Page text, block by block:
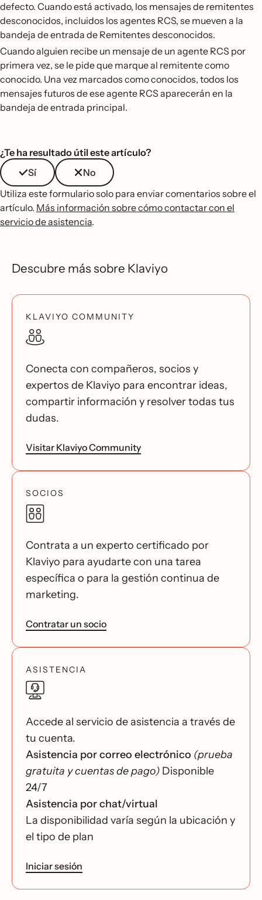
defecto. Cuando está activado, los mensajes de remitentes
desconocidos, incluidos los agentes RCS, se mueven a la
bandeja de entrada de Remitentes desconocidos.
Cuando alguien recibe un mensaje de un agente RCS por
primera vez, se le pide que marque al remitente como
conocido. Una vez marcados como conocidos, todos los
mensajes futuros de ese agente RCS aparecerán en la
bandeja de entrada principal.
¿Te ha resultado útil este artículo?
Sí
No
Utiliza este formulario solo para enviar comentarios sobre el
artículo. Más información sobre cómo contactar con el
servicio de asistencia.
Descubre más sobre Klaviyo
KLAVIYO COMMUNITY
Conecta con compañeros, socios y
expertos de Klaviyo para encontrar ideas,
compartir información y resolver todas tus
dudas.
Visitar Klaviyo Community
SOCIOS
Contrata a un experto certificado por
Klaviyo para ayudarte con una tarea
específica o para la gestión continua de
marketing.
Contratar un socio
ASISTENCIA
Accede al servicio de asistencia a través de
tu cuenta.
Asistencia por correo electrónico (prueba
gratuita y cuentas de pago) Disponible
24/7
Asistencia por chat/virtual
La disponibilidad varía según la ubicación y
el tipo de plan
Iniciar sesión